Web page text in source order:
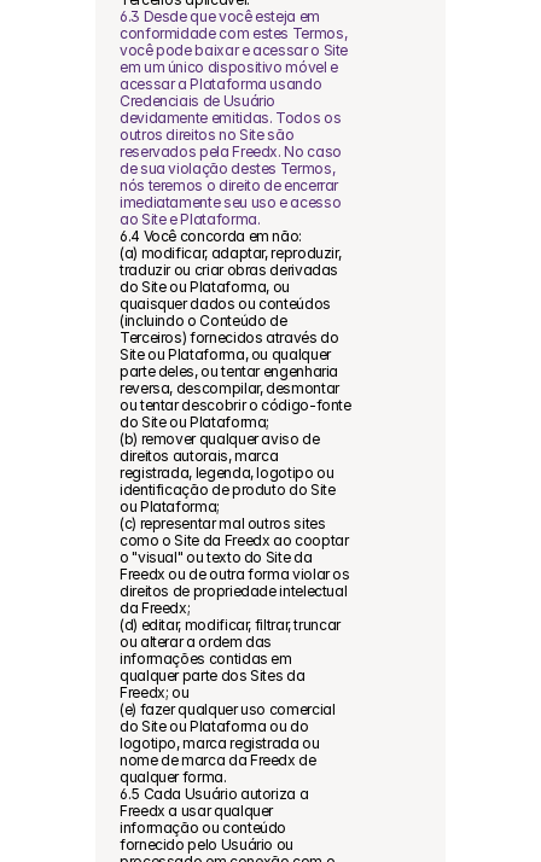
6.3 Desde que você esteja em
conformidade com estes Termos,
você pode baixar e acessar o Site
em um único dispositivo móvel e
acessar a Plataforma usando
Credenciais de Usuário
devidamente emitidas. Todos os
outros direitos no Site são
reservados pela Freedx. No caso
de sua violação destes Termos,
nós teremos o direito de encerrar
imediatamente seu uso e acesso
ao Site e Plataforma.
6.4 Você concorda em não:
(a) modificar, adaptar, reproduzir,
traduzir ou criar obras derivadas
do Site ou Plataforma, ou
quaisquer dados ou conteúdos
(incluindo o Conteúdo de
Terceiros) fornecidos através do
Site ou Plataforma, ou qualquer
parte deles, ou tentar engenharia
reversa, descompilar, desmontar
ou tentar descobrir o código-fonte
do Site ou Plataforma;
(b) remover qualquer aviso de
direitos autorais, marca
registrada, legenda, logotipo ou
identificação de produto do Site
ou Plataforma;
(c) representar mal outros sites
como o Site da Freedx ao cooptar
o "visual" ou texto do Site da
Freedx ou de outra forma violar os
direitos de propriedade intelectual
da Freedx;
(d) editar, modificar, filtrar, truncar
ou alterar a ordem das
informações contidas em
qualquer parte dos Sites da
Freedx; ou
(e) fazer qualquer uso comercial
do Site ou Plataforma ou do
logotipo, marca registrada ou
nome de marca da Freedx de
qualquer forma.
6.5 Cada Usuário autoriza a
Freedx a usar qualquer
informação ou conteúdo
fornecido pelo Usuário ou